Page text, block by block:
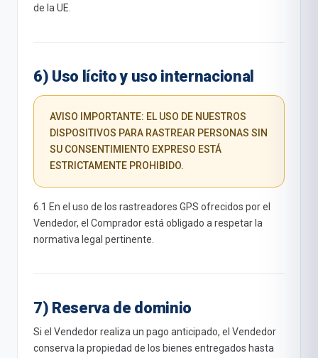
de la UE.
6) Uso lícito y uso internacional
AVISO IMPORTANTE: EL USO DE NUESTROS
DISPOSITIVOS PARA RASTREAR PERSONAS SIN
SU CONSENTIMIENTO EXPRESO ESTÁ
ESTRICTAMENTE PROHIBIDO.
6.1 En el uso de los rastreadores GPS ofrecidos por el
Vendedor, el Comprador está obligado a respetar la
normativa legal pertinente.
7) Reserva de dominio
Si el Vendedor realiza un pago anticipado, el Vendedor
conserva la propiedad de los bienes entregados hasta